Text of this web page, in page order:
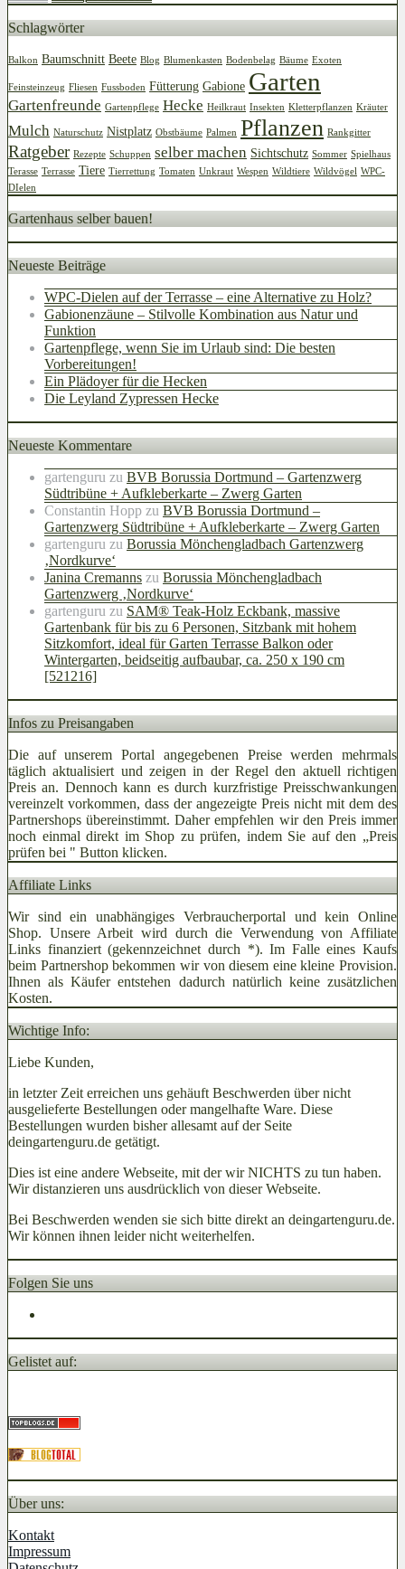
Schlagwörter
Balkon Baumschnitt Beete Blog Blumenkasten Bodenbelag Bäume Exoten
Feinsteinzeug Fliesen Fussboden Fütterung Gabione Garten
Gartenfreunde Gartenpflege Hecke Heilkraut Insekten Kletterpflanzen Kräuter
Mulch Naturschutz Nistplatz Obstbäume Palmen Pflanzen Rankgitter
Ratgeber Rezepte Schuppen selber machen Sichtschutz Sommer Spielhaus
Terasse Terrasse Tiere Tierrettung Tomaten Unkraut Wespen Wildtiere Wildvögel WPC-
DIelen
Gartenhaus selber bauen!
Neueste Beiträge
WPC-Dielen auf der Terrasse – eine Alternative zu Holz?
Gabionenzäune – Stilvolle Kombination aus Natur und
Funktion
Gartenpflege, wenn Sie im Urlaub sind: Die besten
Vorbereitungen!
Ein Plädoyer für die Hecken
Die Leyland Zypressen Hecke
Neueste Kommentare
gartenguru zu BVB Borussia Dortmund – Gartenzwerg
Südtribüne + Aufkleberkarte – Zwerg Garten
Constantin Hopp zu BVB Borussia Dortmund –
Gartenzwerg Südtribüne + Aufkleberkarte – Zwerg Garten
gartenguru zu Borussia Mönchengladbach Gartenzwerg
‚Nordkurve‘
Janina Cremanns zu Borussia Mönchengladbach
Gartenzwerg ‚Nordkurve‘
gartenguru zu SAM® Teak-Holz Eckbank, massive
Gartenbank für bis zu 6 Personen, Sitzbank mit hohem
Sitzkomfort, ideal für Garten Terrasse Balkon oder
Wintergarten, beidseitig aufbaubar, ca. 250 x 190 cm
[521216]
Infos zu Preisangaben
Die auf unserem Portal angegebenen Preise werden mehrmals
täglich aktualisiert und zeigen in der Regel den aktuell richtigen
Preis an. Dennoch kann es durch kurzfristige Preisschwankungen
vereinzelt vorkommen, dass der angezeigte Preis nicht mit dem des
Partnershops übereinstimmt. Daher empfehlen wir den Preis immer
noch einmal direkt im Shop zu prüfen, indem Sie auf den „Preis
prüfen bei " Button klicken.
Affiliate Links
Wir sind ein unabhängiges Verbraucherportal und kein Online
Shop. Unsere Arbeit wird durch die Verwendung von Affiliate
Links finanziert (gekennzeichnet durch *). Im Falle eines Kaufs
beim Partnershop bekommen wir von diesem eine kleine Provision.
Ihnen als Käufer entstehen dadurch natürlich keine zusätzlichen
Kosten.
Wichtige Info:
Liebe Kunden,
in letzter Zeit erreichen uns gehäuft Beschwerden über nicht
ausgelieferte Bestellungen oder mangelhafte Ware. Diese
Bestellungen wurden bisher allesamt auf der Seite
deingartenguru.de getätigt.
Dies ist eine andere Webseite, mit der wir NICHTS zu tun haben.
Wir distanzieren uns ausdrücklich von dieser Webseite.
Bei Beschwerden wenden sie sich bitte direkt an deingartenguru.de.
Wir können ihnen leider nicht weiterhelfen.
Folgen Sie uns
Gelistet auf:
Über uns:
Kontakt
Impressum